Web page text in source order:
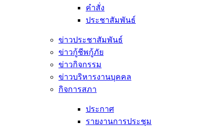
คำสั่ง
ประชาสัมพันธ์
ข่าวประชาสัมพันธ์
ข่าวกู้ชีพกู้ภัย
ข่าวกิจกรรม
ข่าวบริหารงานบุคคล
กิจการสภา
ประกาศ
รายงานการประชุม